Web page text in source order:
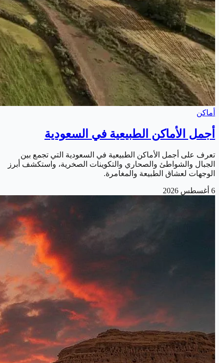
أماكن
أجمل الأماكن الطبيعية في السعودية
تعرف على أجمل الأماكن الطبيعية في السعودية التي تجمع بين
الجبال والشواطئ والصحاري والتكوينات الصخرية، واستكشف أبرز
الوجهات لعشاق الطبيعة والمغامرة.
6 أغسطس 2026